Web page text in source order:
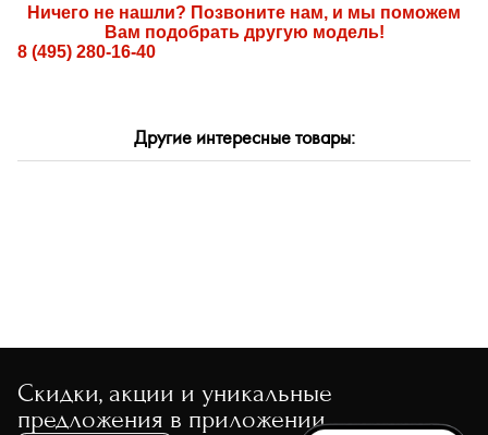
Сначала новинки
Сначала популярные
По размеру скидки
Ничего не нашли? Позвоните нам, и мы поможем
Вам подобрать другую модель!
8 (495) 280-16-40
Другие интересные товары:
Скидки, акции и уникальные
предложения в приложении